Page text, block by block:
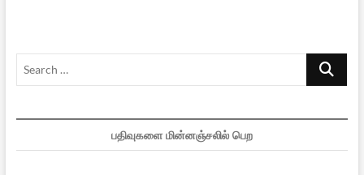
Search
பதிவுகளை மின்னஞ்சலில் பெற